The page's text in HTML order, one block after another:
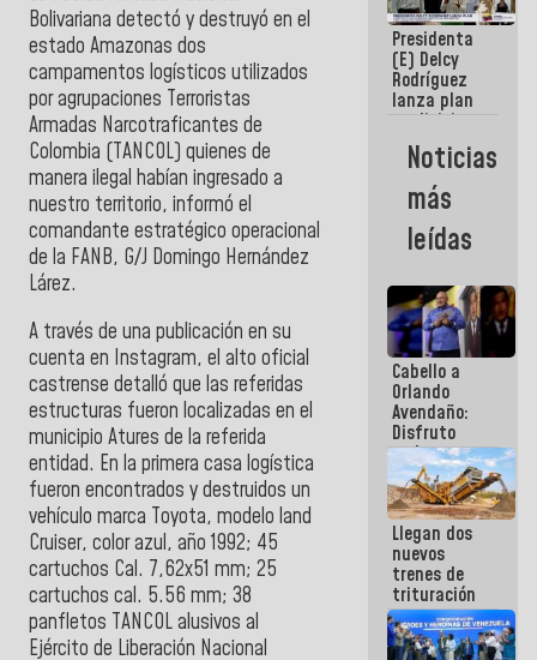
Bolivariana detectó y destruyó en el
estado Amazonas dos
campamentos logísticos utilizados
por agrupaciones Terroristas
Armadas Narcotraficantes de
Colombia (TANCOL) quienes de
manera ilegal habían ingresado a
nuestro territorio, informó el
comandante estratégico operacional
de la FANB, G/J Domingo Hernández
Lárez.
A través de una publicación en su
cuenta en Instagram, el alto oficial
castrense detalló que las referidas
estructuras fueron localizadas en el
municipio Atures de la referida
entidad. En la primera casa logística
fueron encontrados y destruidos un
vehículo marca Toyota, modelo land
Cruiser, color azul, año 1992; 45
cartuchos Cal. 7,62x51 mm; 25
cartuchos cal. 5.56 mm; 38
panfletos TANCOL alusivos al
Ejército de Liberación Nacional
atención de
emergencia
sísmica en
la última
semana
Presidenta
(E) Delcy
Rodríguez
lanza plan
crediticio
con subsidio
a Juntas de
Condominio
Noticias
más
leídas
Cabello a
Orlando
Avendaño:
Disfruto
cada vez
que escribes
porque lo
que haces
es
embarrarla
Llegan dos
nuevos
trenes de
trituración
para
optimizar